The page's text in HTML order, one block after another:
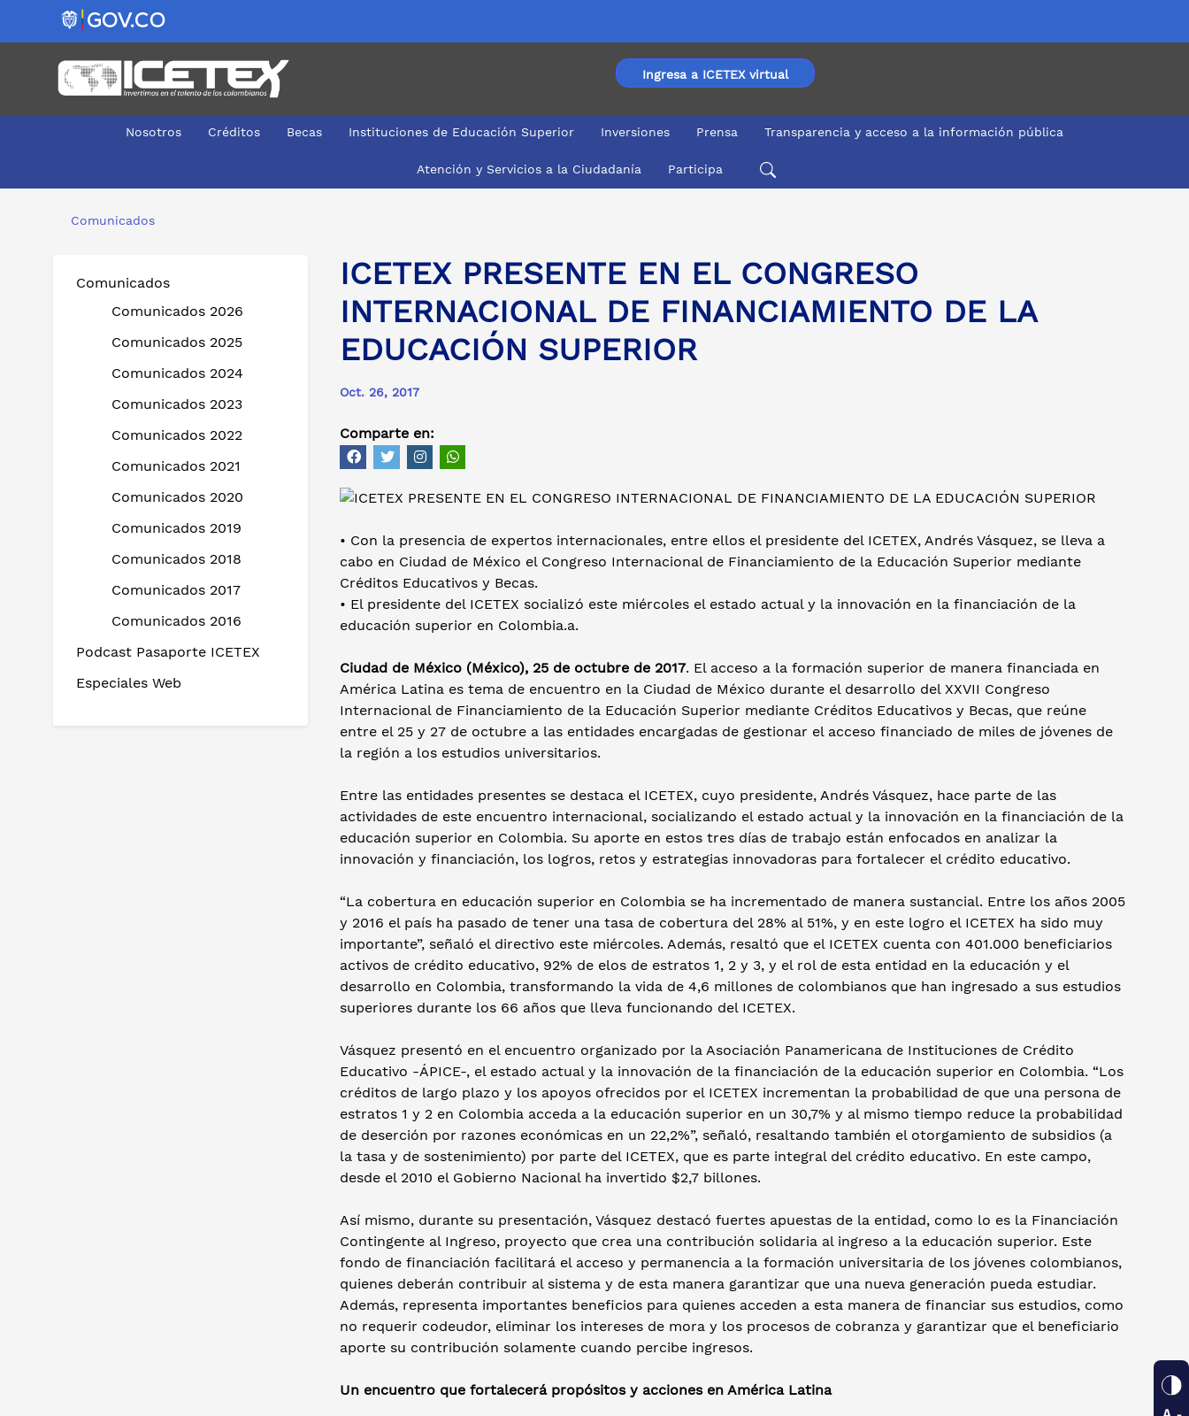
Ingresa a ICETEX virtual
Nosotros Créditos Becas Instituciones de Educación Superior Inversiones Prensa Transparencia y acceso a la información pública
Atención y Servicios a la Ciudadanía Participa
Comunicados
Comunicados
Comunicados 2026
Comunicados 2025
Comunicados 2024
Comunicados 2023
Comunicados 2022
Comunicados 2021
Comunicados 2020
Comunicados 2019
Comunicados 2018
Comunicados 2017
Comunicados 2016
Podcast Pasaporte ICETEX
Especiales Web
ICETEX PRESENTE EN EL CONGRESO
INTERNACIONAL DE FINANCIAMIENTO DE LA
EDUCACIÓN SUPERIOR
Oct. 26, 2017
Comparte en:
• Con la presencia de expertos internacionales, entre ellos el presidente del ICETEX, Andrés Vásquez, se lleva a
cabo en Ciudad de México el Congreso Internacional de Financiamiento de la Educación Superior mediante
Créditos Educativos y Becas.
• El presidente del ICETEX socializó este miércoles el estado actual y la innovación en la financiación de la
educación superior en Colombia.a.
Ciudad de México (México), 25 de octubre de 2017. El acceso a la formación superior de manera financiada en
América Latina es tema de encuentro en la Ciudad de México durante el desarrollo del XXVII Congreso
Internacional de Financiamiento de la Educación Superior mediante Créditos Educativos y Becas, que reúne
entre el 25 y 27 de octubre a las entidades encargadas de gestionar el acceso financiado de miles de jóvenes de
la región a los estudios universitarios.
Entre las entidades presentes se destaca el ICETEX, cuyo presidente, Andrés Vásquez, hace parte de las
actividades de este encuentro internacional, socializando el estado actual y la innovación en la financiación de la
educación superior en Colombia. Su aporte en estos tres días de trabajo están enfocados en analizar la
innovación y financiación, los logros, retos y estrategias innovadoras para fortalecer el crédito educativo.
“La cobertura en educación superior en Colombia se ha incrementado de manera sustancial. Entre los años 2005
y 2016 el país ha pasado de tener una tasa de cobertura del 28% al 51%, y en este logro el ICETEX ha sido muy
importante”, señaló el directivo este miércoles. Además, resaltó que el ICETEX cuenta con 401.000 beneficiarios
activos de crédito educativo, 92% de elos de estratos 1, 2 y 3, y el rol de esta entidad en la educación y el
desarrollo en Colombia, transformando la vida de 4,6 millones de colombianos que han ingresado a sus estudios
superiores durante los 66 años que lleva funcionando del ICETEX.
Vásquez presentó en el encuentro organizado por la Asociación Panamericana de Instituciones de Crédito
Educativo -ÁPICE-, el estado actual y la innovación de la financiación de la educación superior en Colombia. “Los
créditos de largo plazo y los apoyos ofrecidos por el ICETEX incrementan la probabilidad de que una persona de
estratos 1 y 2 en Colombia acceda a la educación superior en un 30,7% y al mismo tiempo reduce la probabilidad
de deserción por razones económicas en un 22,2%”, señaló, resaltando también el otorgamiento de subsidios (a
la tasa y de sostenimiento) por parte del ICETEX, que es parte integral del crédito educativo. En este campo,
desde el 2010 el Gobierno Nacional ha invertido $2,7 billones.
Así mismo, durante su presentación, Vásquez destacó fuertes apuestas de la entidad, como lo es la Financiación
Contingente al Ingreso, proyecto que crea una contribución solidaria al ingreso a la educación superior. Este
fondo de financiación facilitará el acceso y permanencia a la formación universitaria de los jóvenes colombianos,
quienes deberán contribuir al sistema y de esta manera garantizar que una nueva generación pueda estudiar.
Además, representa importantes beneficios para quienes acceden a esta manera de financiar sus estudios, como
no requerir codeudor, eliminar los intereses de mora y los procesos de cobranza y garantizar que el beneficiario
aporte su contribución solamente cuando percibe ingresos.
Un encuentro que fortalecerá propósitos y acciones en América Latina